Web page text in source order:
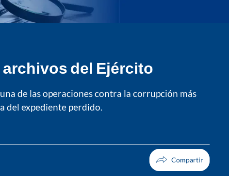
del Ejército
de las operaciones contra la corrupción más
del expediente perdido.